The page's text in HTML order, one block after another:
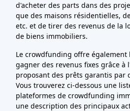
d'acheter des parts dans des
que des maisons résidentielles,
etc. et de tirer des revenus de la
de biens immobiliers.
Le crowdfunding offre également
gagner des revenus fixes grâce à
proposant des prêts garantis par
Vous trouverez ci-dessous une
plateformes de crowdfunding
une description des principaux